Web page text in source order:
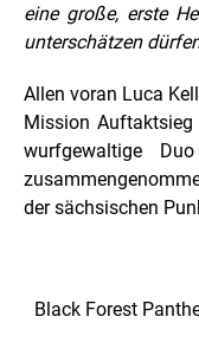
eine große, erste
unterschätzen
Allen voran Luca
Mission
wurfgewaltige
der sächsischen
Black Forest